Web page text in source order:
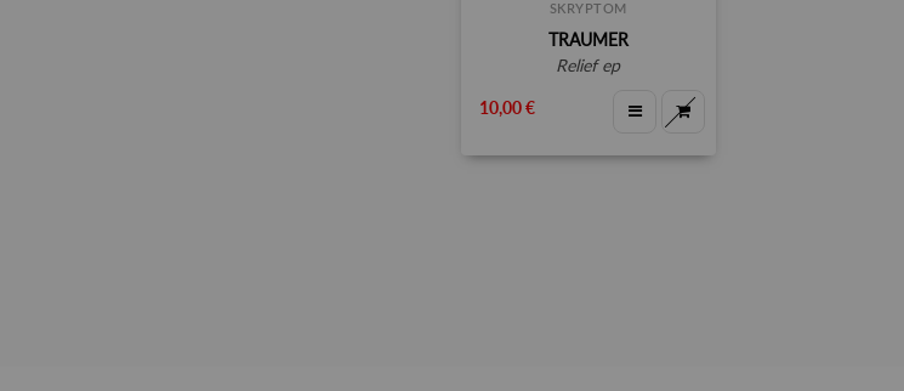
SKRYPTOM
TRAUMER
relief ep
10,00 €